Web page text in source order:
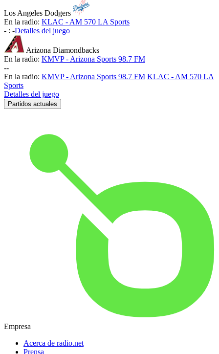
Los Angeles Dodgers
En la radio: KLAC - AM 570 LA Sports
- : -Detalles del juego
Arizona Diamondbacks
En la radio: KMVP - Arizona Sports 98.7 FM
--
En la radio: KMVP - Arizona Sports 98.7 FM KLAC - AM 570 LA
Sports
Detalles del juego
Partidos actuales
Empresa
Acerca de radio.net
Prensa